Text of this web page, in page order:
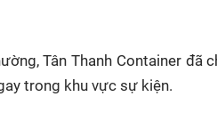
Tân Thanh Container đã
trong khu vực sự kiện.